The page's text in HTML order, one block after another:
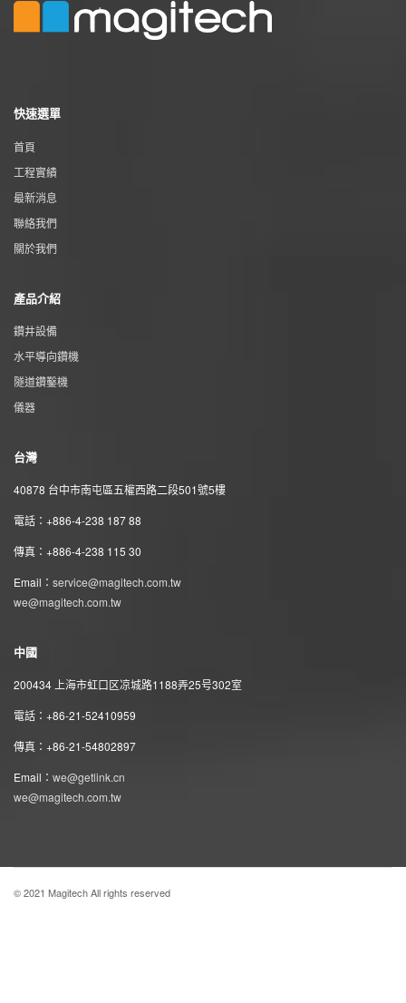
快速選單
首頁
工程實績
最新消息
聯絡我們
關於我們
產品介紹
鑽井設備
水平導向鑽機
隧道鑽鑿機
儀器
台灣
40878 台中市南屯區五權西路二段501號5樓
電話：+886-4-238 187 88
傳真：+886-4-238 115 30
Email： service@magitech.com.tw
we@magitech.com.tw
中國
200434 上海市虹口区凉城路1188弄25号302室
電話：+86-21-52410959
傳真：+86-21-54802897
Email： we@getlink.cn
we@magitech.com.tw
© 2021 Magitech All rights reserved